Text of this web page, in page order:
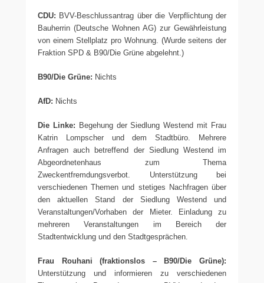
CDU: BVV-Beschlussantrag über die Verpflichtung der
Bauherrin (Deutsche Wohnen AG) zur Gewährleistung
von einem Stellplatz pro Wohnung. (Wurde seitens der
Fraktion SPD & B90/Die Grüne abgelehnt.)
B90/Die Grüne: Nichts
AfD: Nichts
Die Linke: Begehung der Siedlung Westend mit Frau
Katrin Lompscher und dem Stadtbüro. Mehrere
Anfragen auch betreffend der Siedlung Westend im
Abgeordnetenhaus zum Thema
Zweckentfremdungsverbot. Unterstützung bei
verschiedenen Themen und stetiges Nachfragen über
den aktuellen Stand der Siedlung Westend und
Veranstaltungen/Vorhaben der Mieter. Einladung zu
mehreren Veranstaltungen im Bereich der
Stadtentwicklung und den Stadtgesprächen.
Frau Rouhani (fraktionslos – B90/Die Grüne):
Unterstützung und informieren zu verschiedenen